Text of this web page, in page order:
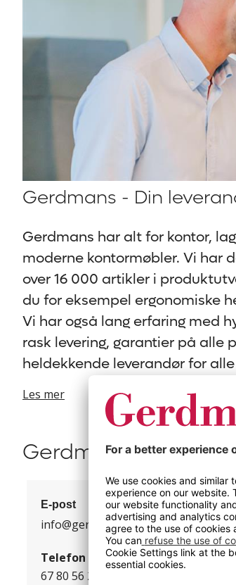
Gerdmans - Din
Gerdmans har alt for kontor,
moderne kontormøbler. Vi har
over 16 000 artikler i
du for eksempel ergonomiske
Vi har også lang erfaring med
rask levering, garantier på alle
heldekkende leverandør for
Les mer
Gerdmans
E-post
info@gerdmans.no
Telefon
67 80 56 20